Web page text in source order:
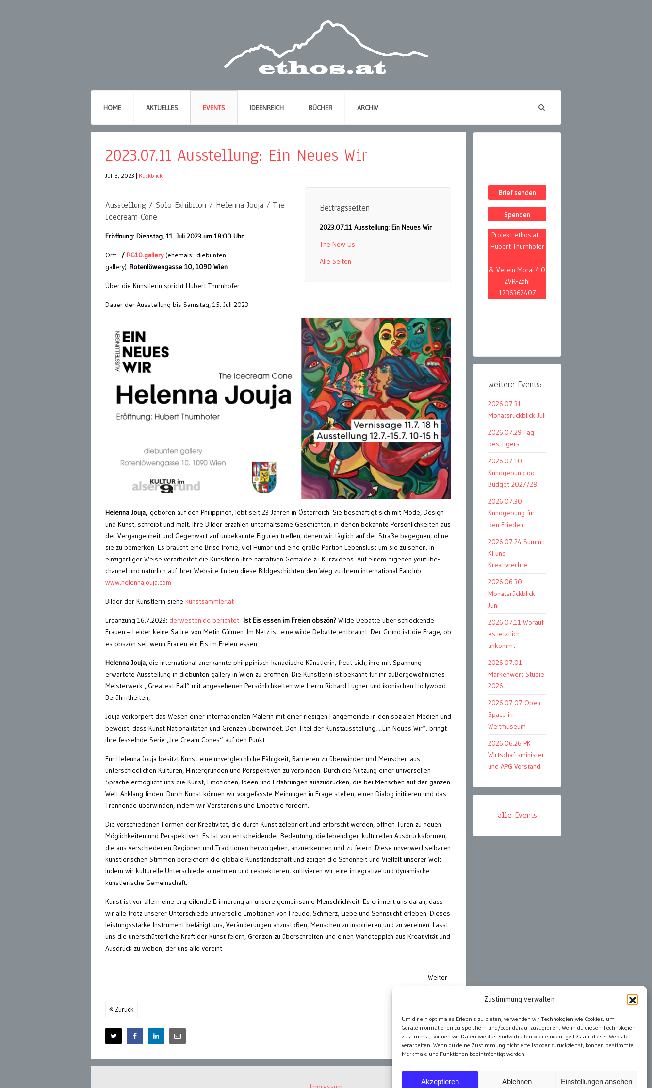
Zustimmung verwalten
Um dir ein optimales Erlebnis zu bieten, verwenden wir Technologien wie Cookies, um
Geräteinformationen zu speichern und/oder darauf zuzugreifen. Wenn du diesen Technologien
zustimmst, können wir Daten wie das Surfverhalten oder eindeutige IDs auf dieser Website
verarbeiten. Wenn du deine Zustimmung nicht erteilst oder zurückziehst, können bestimmte
Merkmale und Funktionen beeinträchtigt werden.
Akzeptieren Ablehnen Einstellungen ansehen
HOME AKTUELLES EVENTS IDEENREICH BÜCHER ARCHIV
2023.07.11 Ausstellung: Ein Neues Wir
Juli 3, 2023 Rückblick
Beitragsseiten
2023.07.11 Ausstellung: Ein Neues Wir
The New Us
Alle Seiten
Ausstellung / Solo Exhibiton / Helenna Jouja / The
Icecream Cone
Eröffnung: Dienstag, 11. Juli 2023 um 18:00 Uhr
Ort: / RG10.gallery (ehemals: diebunten
gallery) Rotenlöwengasse 10, 1090 Wien
Über die Künstlerin spricht Hubert Thurnhofer
Dauer der Ausstellung bis Samstag, 15. Juli 2023
Helenna Jouja, geboren auf den Philippinen, lebt seit 23 Jahren in Österreich. Sie beschäftigt sich mit Mode, Design
und Kunst, schreibt und malt. Ihre Bilder erzählen unterhaltsame Geschichten, in denen bekannte Persönlichkeiten aus
der Vergangenheit und Gegenwart auf unbekannte Figuren treffen, denen wir täglich auf der Straße begegnen, ohne
sie zu bemerken. Es braucht eine Brise Ironie, viel Humor und eine große Portion Lebenslust um sie zu sehen. In
einzigartiger Weise verarbeitet die Künstlerin ihre narrativen Gemälde zu Kurzvideos. Auf einem eigenen youtube-
channel und natürlich auf ihrer Website finden diese Bildgeschichten den Weg zu ihrem international Fanclub
www.helennajouja.com
Bilder der Künstlerin siehe kunstsammler.at
Ergänzung 16.7.2023: derwesten.de berichtet: Ist Eis essen im Freien obszön? Wilde Debatte über schleckende
Frauen – Leider keine Satire von Metin Gülmen. Im Netz ist eine wilde Debatte entbrannt. Der Grund ist die Frage, ob
es obszön sei, wenn Frauen ein Eis im Freien essen.
Helenna Jouja,die international anerkannte philippinisch-kanadische Künstlerin, freut sich, ihre mit Spannung
erwartete Ausstellung in diebunten gallery in Wien zu eröffnen. Die Künstlerin ist bekannt für ihr außergewöhnliches
Meisterwerk „Greatest Ball“ mit angesehenen Persönlichkeiten wie Herrn Richard Lugner und ikonischen Hollywood-
Berühmtheiten,
Jouja verkörpert das Wesen einer internationalen Malerin mit einer riesigen Fangemeinde in den sozialen Medien und
beweist, dass Kunst Nationalitäten und Grenzen überwindet. Den Titel der Kunstausstellung, „Ein Neues Wir“, bringt
ihre fesselnde Serie „Ice Cream Cones“ auf den Punkt.
Für Helenna Jouja besitzt Kunst eine unvergleichliche Fähigkeit, Barrieren zu überwinden und Menschen aus
unterschiedlichen Kulturen, Hintergründen und Perspektiven zu verbinden. Durch die Nutzung einer universellen
Sprache ermöglicht uns die Kunst, Emotionen, Ideen und Erfahrungen auszudrücken, die bei Menschen auf der ganzen
Welt Anklang finden. Durch Kunst können wir vorgefasste Meinungen in Frage stellen, einen Dialog initiieren und das
Trennende überwinden, indem wir Verständnis und Empathie fördern.
Die verschiedenen Formen der Kreativität, die durch Kunst zelebriert und erforscht werden, öffnen Türen zu neuen
Möglichkeiten und Perspektiven. Es ist von entscheidender Bedeutung, die lebendigen kulturellen Ausdrucksformen,
die aus verschiedenen Regionen und Traditionen hervorgehen, anzuerkennen und zu feiern. Diese unverwechselbaren
künstlerischen Stimmen bereichern die globale Kunstlandschaft und zeigen die Schönheit und Vielfalt unserer Welt.
Indem wir kulturelle Unterschiede annehmen und respektieren, kultivieren wir eine integrative und dynamische
künstlerische Gemeinschaft.
Kunst ist vor allem eine ergreifende Erinnerung an unsere gemeinsame Menschlichkeit. Es erinnert uns daran, dass
wir alle trotz unserer Unterschiede universelle Emotionen von Freude, Schmerz, Liebe und Sehnsucht erleben. Dieses
leistungsstarke Instrument befähigt uns, Veränderungen anzustoßen, Menschen zu inspirieren und zu vereinen. Lasst
uns die unerschütterliche Kraft der Kunst feiern, Grenzen zu überschreiten und einen Wandteppich aus Kreativität und
Ausdruck zu weben, der uns alle vereint.
Weiter
Zurück
Brief senden
Spenden
Projekt ethos.at
Hubert Thurnhofer
& Verein Moral 4.0
ZVR-Zahl
1736362407
weitere Events:
2026.07.31
Monatsrückblick Juli
2026.07.29 Tag
des Tigers
2026.07.10
Kundgebung gg
Budget 2027/28
2026.07.30
Kundgebung für
den Frieden
2026.07.24 Summit
KI und
Kreativrechte
2026.06.30
Monatsrückblick
Juni
2026.07.11 Worauf
es letztlich
ankommt
2026.07.01
Markenwert Studie
2026
2026.07.07 Open
Space im
Weltmuseum
2026.06.26 PK
Wirtschaftsminister
und APG Vorstand
alle Events